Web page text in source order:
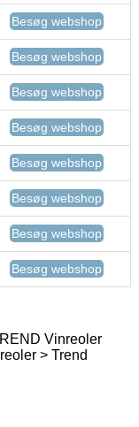
Besøg webshop
Besøg webshop
Besøg webshop
Besøg webshop
Besøg webshop
Besøg webshop
Besøg webshop
Besøg webshop
Vinreoler
> Trend